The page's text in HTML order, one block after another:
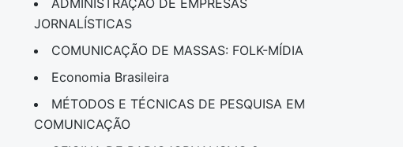
ADMINISTRAÇÃO DE EMPRESAS
JORNALÍSTICAS
COMUNICAÇÃO DE MASSAS: FOLK-MÍDIA
Economia Brasileira
MÉTODOS E TÉCNICAS DE PESQUISA EM
COMUNICAÇÃO